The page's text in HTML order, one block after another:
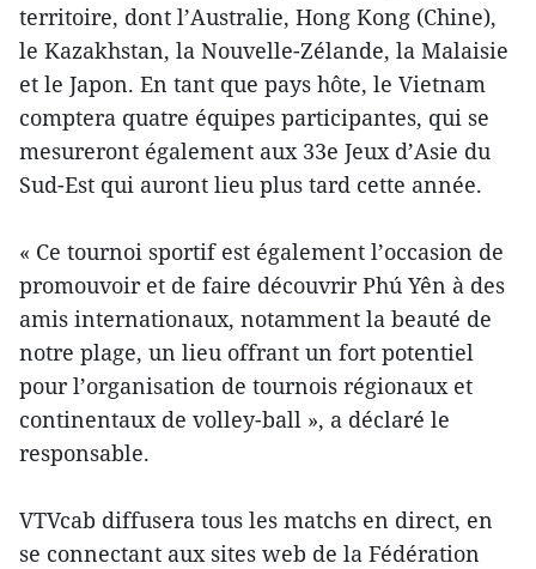
territoire, dont l’Australie, Hong Kong (Chine),
le Kazakhstan, la Nouvelle-Zélande, la Malaisie
et le Japon. En tant que pays hôte, le Vietnam
comptera quatre équipes participantes, qui se
mesureront également aux 33e Jeux d’Asie du
Sud-Est qui auront lieu plus tard cette année.
« Ce tournoi sportif est également l’occasion de
promouvoir et de faire découvrir Phú Yên à des
amis internationaux, notamment la beauté de
notre plage, un lieu offrant un fort potentiel
pour l’organisation de tournois régionaux et
continentaux de volley-ball », a déclaré le
responsable.
VTVcab diffusera tous les matchs en direct, en
se connectant aux sites web de la Fédération